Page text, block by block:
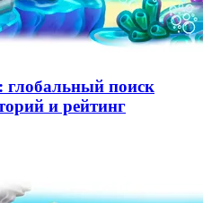
глобальный поиск
и рейтинг